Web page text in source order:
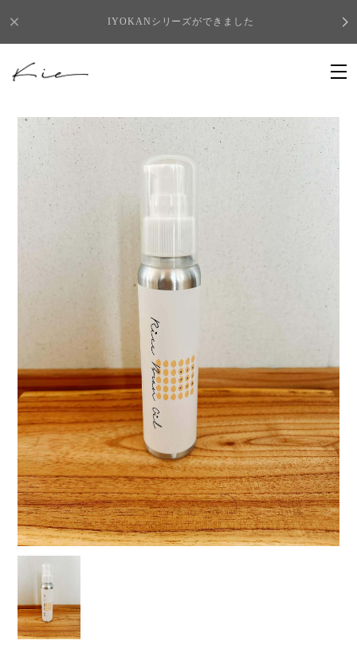
IYOKANシリーズができました